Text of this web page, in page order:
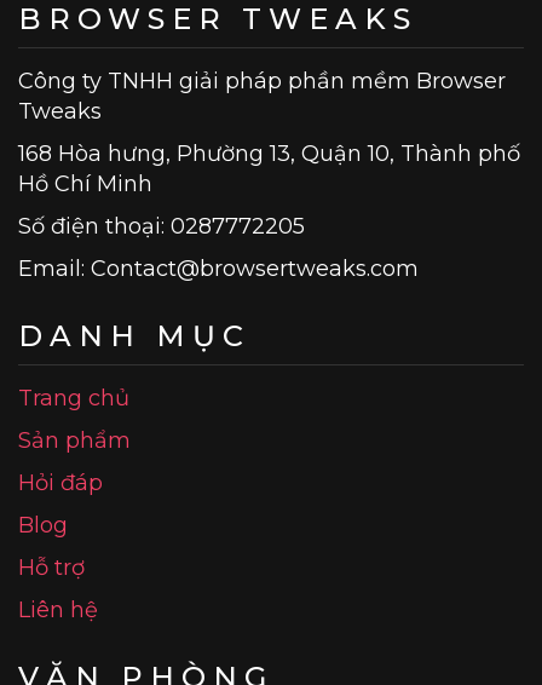
BROWSER TWEAKS
Công ty TNHH giải pháp phần mềm Browser
Tweaks
168 Hòa hưng, Phường 13, Quận 10, Thành phố
Hồ Chí Minh
Số điện thoại: 0287772205
Email: Contact@browsertweaks.com
DANH MỤC
Trang chủ
Sản phẩm
Hỏi đáp
Blog
Hỗ trợ
Liên hệ
VĂN PHÒNG